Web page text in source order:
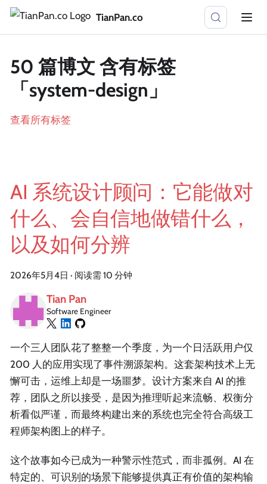
TianPan.co
50 篇博文 含有标签
「system-design」
查看所有标签
AI 系统设计顾问：它能做对
什么、会自信地做错什么，
以及如何分辨
2026年5月4日 · 阅读需 10 分钟
Tian Pan
Software Engineer
一个三人团队花了整整一个季度，为一个日活跃用户仅
200 人的应用实现了事件溯源架构。这套架构技术上无
懈可击，运维上却是一场噩梦。设计方案来自 AI 的推
荐，团队之所以接受，是因为推理听起来流畅、权衡分
析看似严谨，而最终构建出来的系统也完全符合高级工
程师架构图上的样子。
这个故事如今已成为一种警示性范式，而非孤例。AI 在
特定的、可识别的场景下能够提供真正有价值的架构输